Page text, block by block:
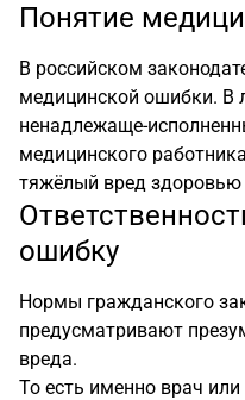
Понятие
В российском
медицинской ошибки. В
ненадлежаще-
медицинского
тяжёлый вред здоровью
ошибку
Нормы гражданского
предусматривают
вреда.
То есть именно врач